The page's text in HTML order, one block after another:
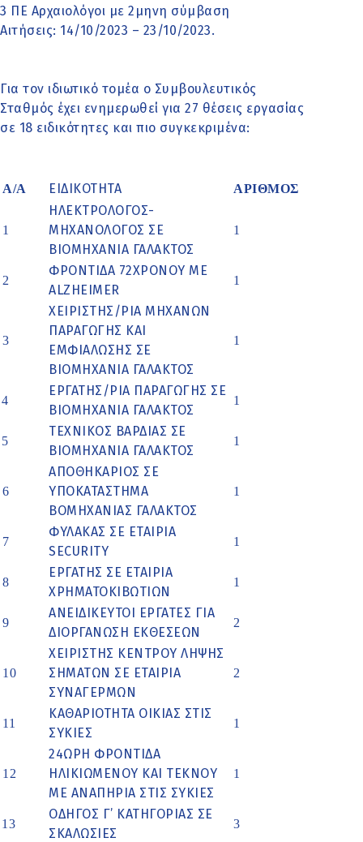
3 ΠΕ Αρχαιολόγοι με 2μηνη σύμβαση
Αιτήσεις: 14/10/2023 – 23/10/2023.
Για τον ιδιωτικό τομέα ο Συμβουλευτικός
Σταθμός έχει ενημερωθεί για 27 θέσεις εργασίας
σε 18 ειδικότητες και πιο συγκεκριμένα:
Α/Α ΕΙΔΙΚΟΤΗΤΑ ΑΡΙΘΜΟΣ
1
ΗΛΕΚΤΡΟΛΟΓΟΣ-
ΜΗΧΑΝΟΛΟΓΟΣ ΣΕ
ΒΙΟΜΗΧΑΝΙΑ ΓΑΛΑΚΤΟΣ
1
2
ΦΡΟΝΤΙΔΑ 72ΧΡΟΝΟΥ ΜΕ
ALZHEIMER
1
3
ΧΕΙΡΙΣΤΗΣ/ΡΙΑ ΜΗΧΑΝΩΝ
ΠΑΡΑΓΩΓΗΣ ΚΑΙ
ΕΜΦΙΑΛΩΣΗΣ ΣΕ
ΒΙΟΜΗΧΑΝΙΑ ΓΑΛΑΚΤΟΣ
1
4
ΕΡΓΑΤΗΣ/ΡΙΑ ΠΑΡΑΓΩΓΗΣ ΣΕ
ΒΙΟΜΗΧΑΝΙΑ ΓΑΛΑΚΤΟΣ
1
5
ΤΕΧΝΙΚΟΣ ΒΑΡΔΙΑΣ ΣΕ
ΒΙΟΜΗΧΑΝΙΑ ΓΑΛΑΚΤΟΣ
1
6
ΑΠΟΘΗΚΑΡΙΟΣ ΣΕ
ΥΠΟΚΑΤΑΣΤΗΜΑ
ΒΟΜΗΧΑΝΙΑΣ ΓΑΛΑΚΤΟΣ
1
7
ΦΥΛΑΚΑΣ ΣΕ ΕΤΑΙΡΙΑ
SECURITY
1
8
ΕΡΓΑΤΗΣ ΣΕ ΕΤΑΙΡΙΑ
ΧΡΗΜΑΤΟΚΙΒΩΤΙΩΝ
1
9
ΑΝΕΙΔΙΚΕΥΤΟΙ ΕΡΓΑΤΕΣ ΓΙΑ
ΔΙΟΡΓΑΝΩΣΗ ΕΚΘΕΣΕΩΝ
2
10
ΧΕΙΡΙΣΤΗΣ ΚΕΝΤΡΟΥ ΛΗΨΗΣ
ΣΗΜΑΤΩΝ ΣΕ ΕΤΑΙΡΙΑ
ΣΥΝΑΓΕΡΜΩΝ
2
11
ΚΑΘΑΡΙΟΤΗΤΑ ΟΙΚΙΑΣ ΣΤΙΣ
ΣΥΚΙΕΣ
1
12
24ΩΡΗ ΦΡΟΝΤΙΔΑ
ΗΛΙΚΙΩΜΕΝΟΥ ΚΑΙ ΤΕΚΝΟΥ
ΜΕ ΑΝΑΠΗΡΙΑ ΣΤΙΣ ΣΥΚΙΕΣ
1
13
ΟΔΗΓΟΣ Γ’ ΚΑΤΗΓΟΡΙΑΣ ΣΕ
ΣΚΑΛΩΣΙΕΣ
3